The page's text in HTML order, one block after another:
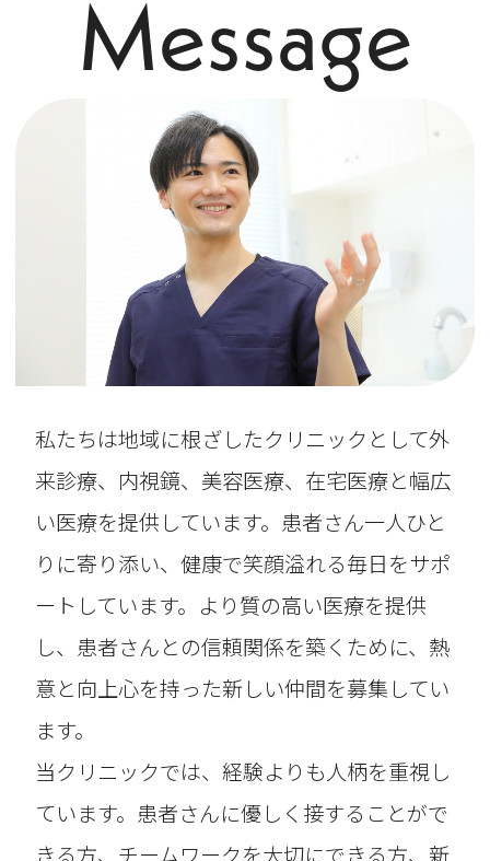
Message
私たちは地域に根ざしたクリニックとして外
来診療、内視鏡、美容医療、在宅医療と幅広
い医療を提供しています。患者さん一人ひと
りに寄り添い、健康で笑顔溢れる毎日をサポ
ートしています。より質の高い医療を提供
し、患者さんとの信頼関係を築くために、熱
意と向上心を持った新しい仲間を募集してい
ます。
当クリニックでは、経験よりも人柄を重視し
ています。患者さんに優しく接することがで
きる方、チームワークを大切にできる方、新